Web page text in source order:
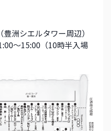
洲シエルタワー周辺）
〜15:00（10時半入場